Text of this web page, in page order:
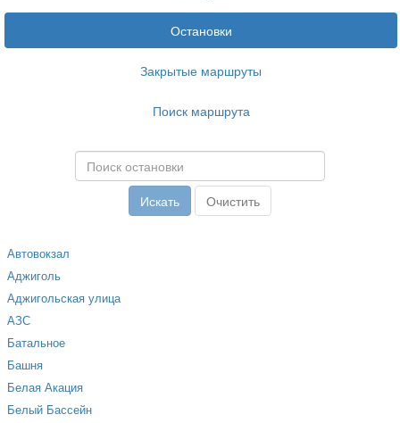
Остановки
Закрытые маршруты
Поиск маршрута
Автовокзал
Аджиголь
Аджигольская улица
АЗС
Батальное
Башня
Белая Акация
Белый Бассейн